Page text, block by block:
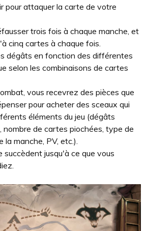
pour attaquer la carte de votre
trois fois à chaque manche, et
cinq cartes à chaque fois.
dégâts en fonction des différentes
selon les combinaisons de cartes
vous recevrez des pièces que
pour acheter des sceaux qui
éléments du jeu (dégâts
nombre de cartes piochées, type de
manche, PV, etc.).
succèdent jusqu'à ce que vous